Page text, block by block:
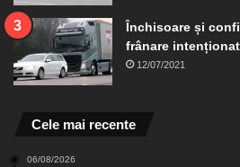
Închisoare și
frânare
12/07/2021
Cele mai recente
06/08/2026